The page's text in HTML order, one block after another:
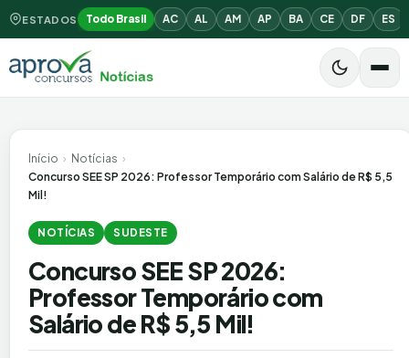
ESTADOS Todo Brasil AC AL AM AP BA CE DF ES
Início › Notícias ›
Concurso SEE SP 2026: Professor Temporário com Salário de R$ 5,5
Mil!
NOTÍCIAS SUDESTE
Concurso SEE SP 2026:
Professor Temporário com
Salário de R$ 5,5 Mil!